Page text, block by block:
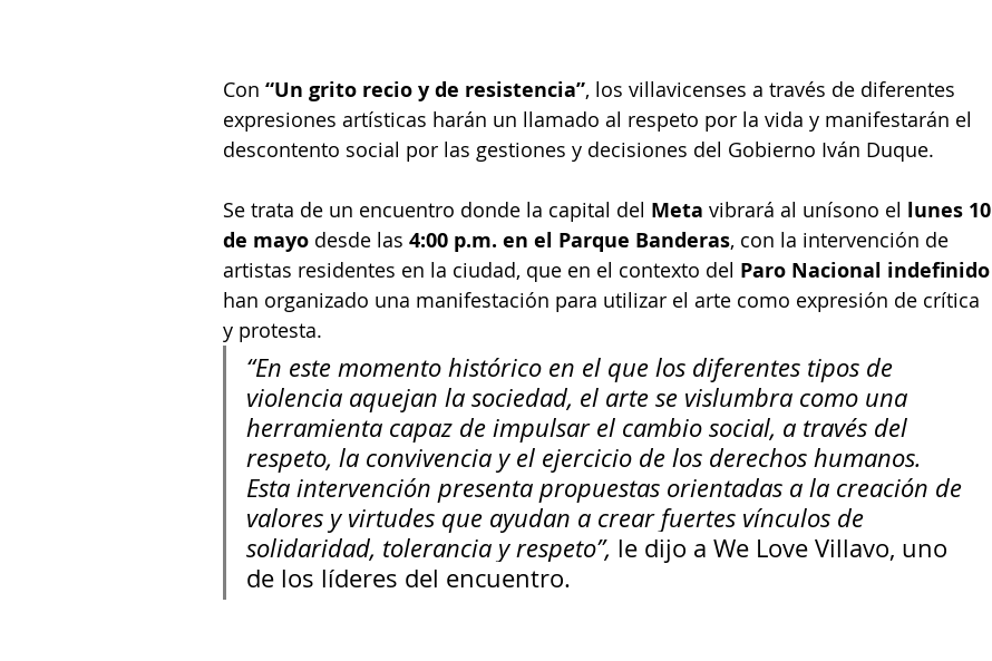
Con “Un grito recio y de resistencia”, los villavicenses a través de diferentes
expresiones artísticas harán un llamado al respeto por la vida y manifestarán el
descontento social por las gestiones y decisiones del Gobierno Iván Duque.
Se trata de un encuentro donde la capital del Meta vibrará al unísono el lunes 10
de mayo desde las 4:00 p.m. en el Parque Banderas, con la intervención de
artistas residentes en la ciudad, que en el contexto del Paro Nacional indefinido
han organizado una manifestación para utilizar el arte como expresión de crítica
y protesta.
“En este momento histórico en el que los diferentes tipos de
violencia aquejan la sociedad, el arte se vislumbra como una
herramienta capaz de impulsar el cambio social, a través del
respeto, la convivencia y el ejercicio de los derechos humanos.
Esta intervención presenta propuestas orientadas a la creación de
valores y virtudes que ayudan a crear fuertes vínculos de
solidaridad, tolerancia y respeto”, le dijo a We Love Villavo, uno
de los líderes del encuentro.